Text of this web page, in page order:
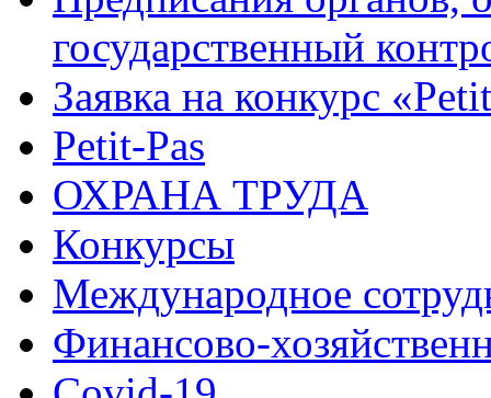
государственный
Заявка на конкурс
Petit-Pas
ОХРАНА ТРУДА
Конкурсы
Международное
Финансово-